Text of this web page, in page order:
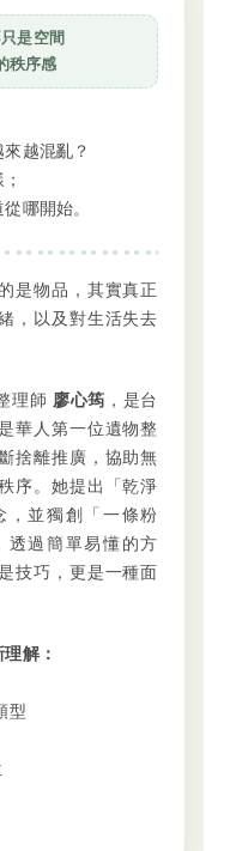
是空間
秩序感
越混亂？
哪開始。
是物品，其實真正
，以及對生活失去
理師 廖心筠 ，是台
華人第一位遺物整
捨離推廣，協助無
序。她提出「乾淨
，並獨創「一條粉
透過簡單易懂的方
技巧，更是一種面
解：
型